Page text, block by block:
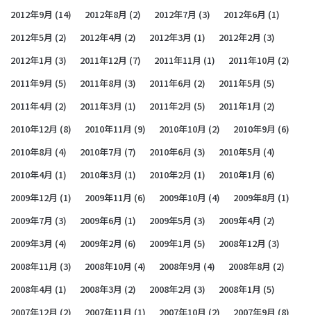
2012年9月 (14) 2012年8月 (2) 2012年7月 (3) 2012年6月 (1)
2012年5月 (2) 2012年4月 (2) 2012年3月 (1) 2012年2月 (3)
2012年1月 (3) 2011年12月 (7) 2011年11月 (1) 2011年10月 (2)
2011年9月 (5) 2011年8月 (3) 2011年6月 (2) 2011年5月 (5)
2011年4月 (2) 2011年3月 (1) 2011年2月 (5) 2011年1月 (2)
2010年12月 (8) 2010年11月 (9) 2010年10月 (2) 2010年9月 (6)
2010年8月 (4) 2010年7月 (7) 2010年6月 (3) 2010年5月 (4)
2010年4月 (1) 2010年3月 (1) 2010年2月 (1) 2010年1月 (6)
2009年12月 (1) 2009年11月 (6) 2009年10月 (4) 2009年8月 (1)
2009年7月 (3) 2009年6月 (1) 2009年5月 (3) 2009年4月 (2)
2009年3月 (4) 2009年2月 (6) 2009年1月 (5) 2008年12月 (3)
2008年11月 (3) 2008年10月 (4) 2008年9月 (4) 2008年8月 (2)
2008年4月 (1) 2008年3月 (2) 2008年2月 (3) 2008年1月 (5)
2007年12月 (2) 2007年11月 (1) 2007年10月 (2) 2007年9月 (8)